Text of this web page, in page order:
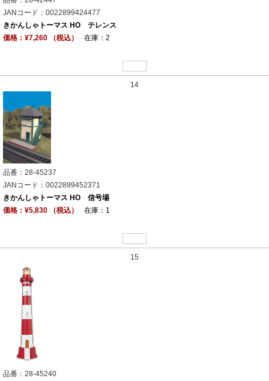
JANコード：0022899424477
きかんしゃトーマス HO テレンス
価格：¥7,260 （税込）
在庫：2
14
品番：28-45237
JANコード：0022899452371
きかんしゃトーマス HO 信号場
価格：¥5,830 （税込）
在庫：1
15
品番：28-45240